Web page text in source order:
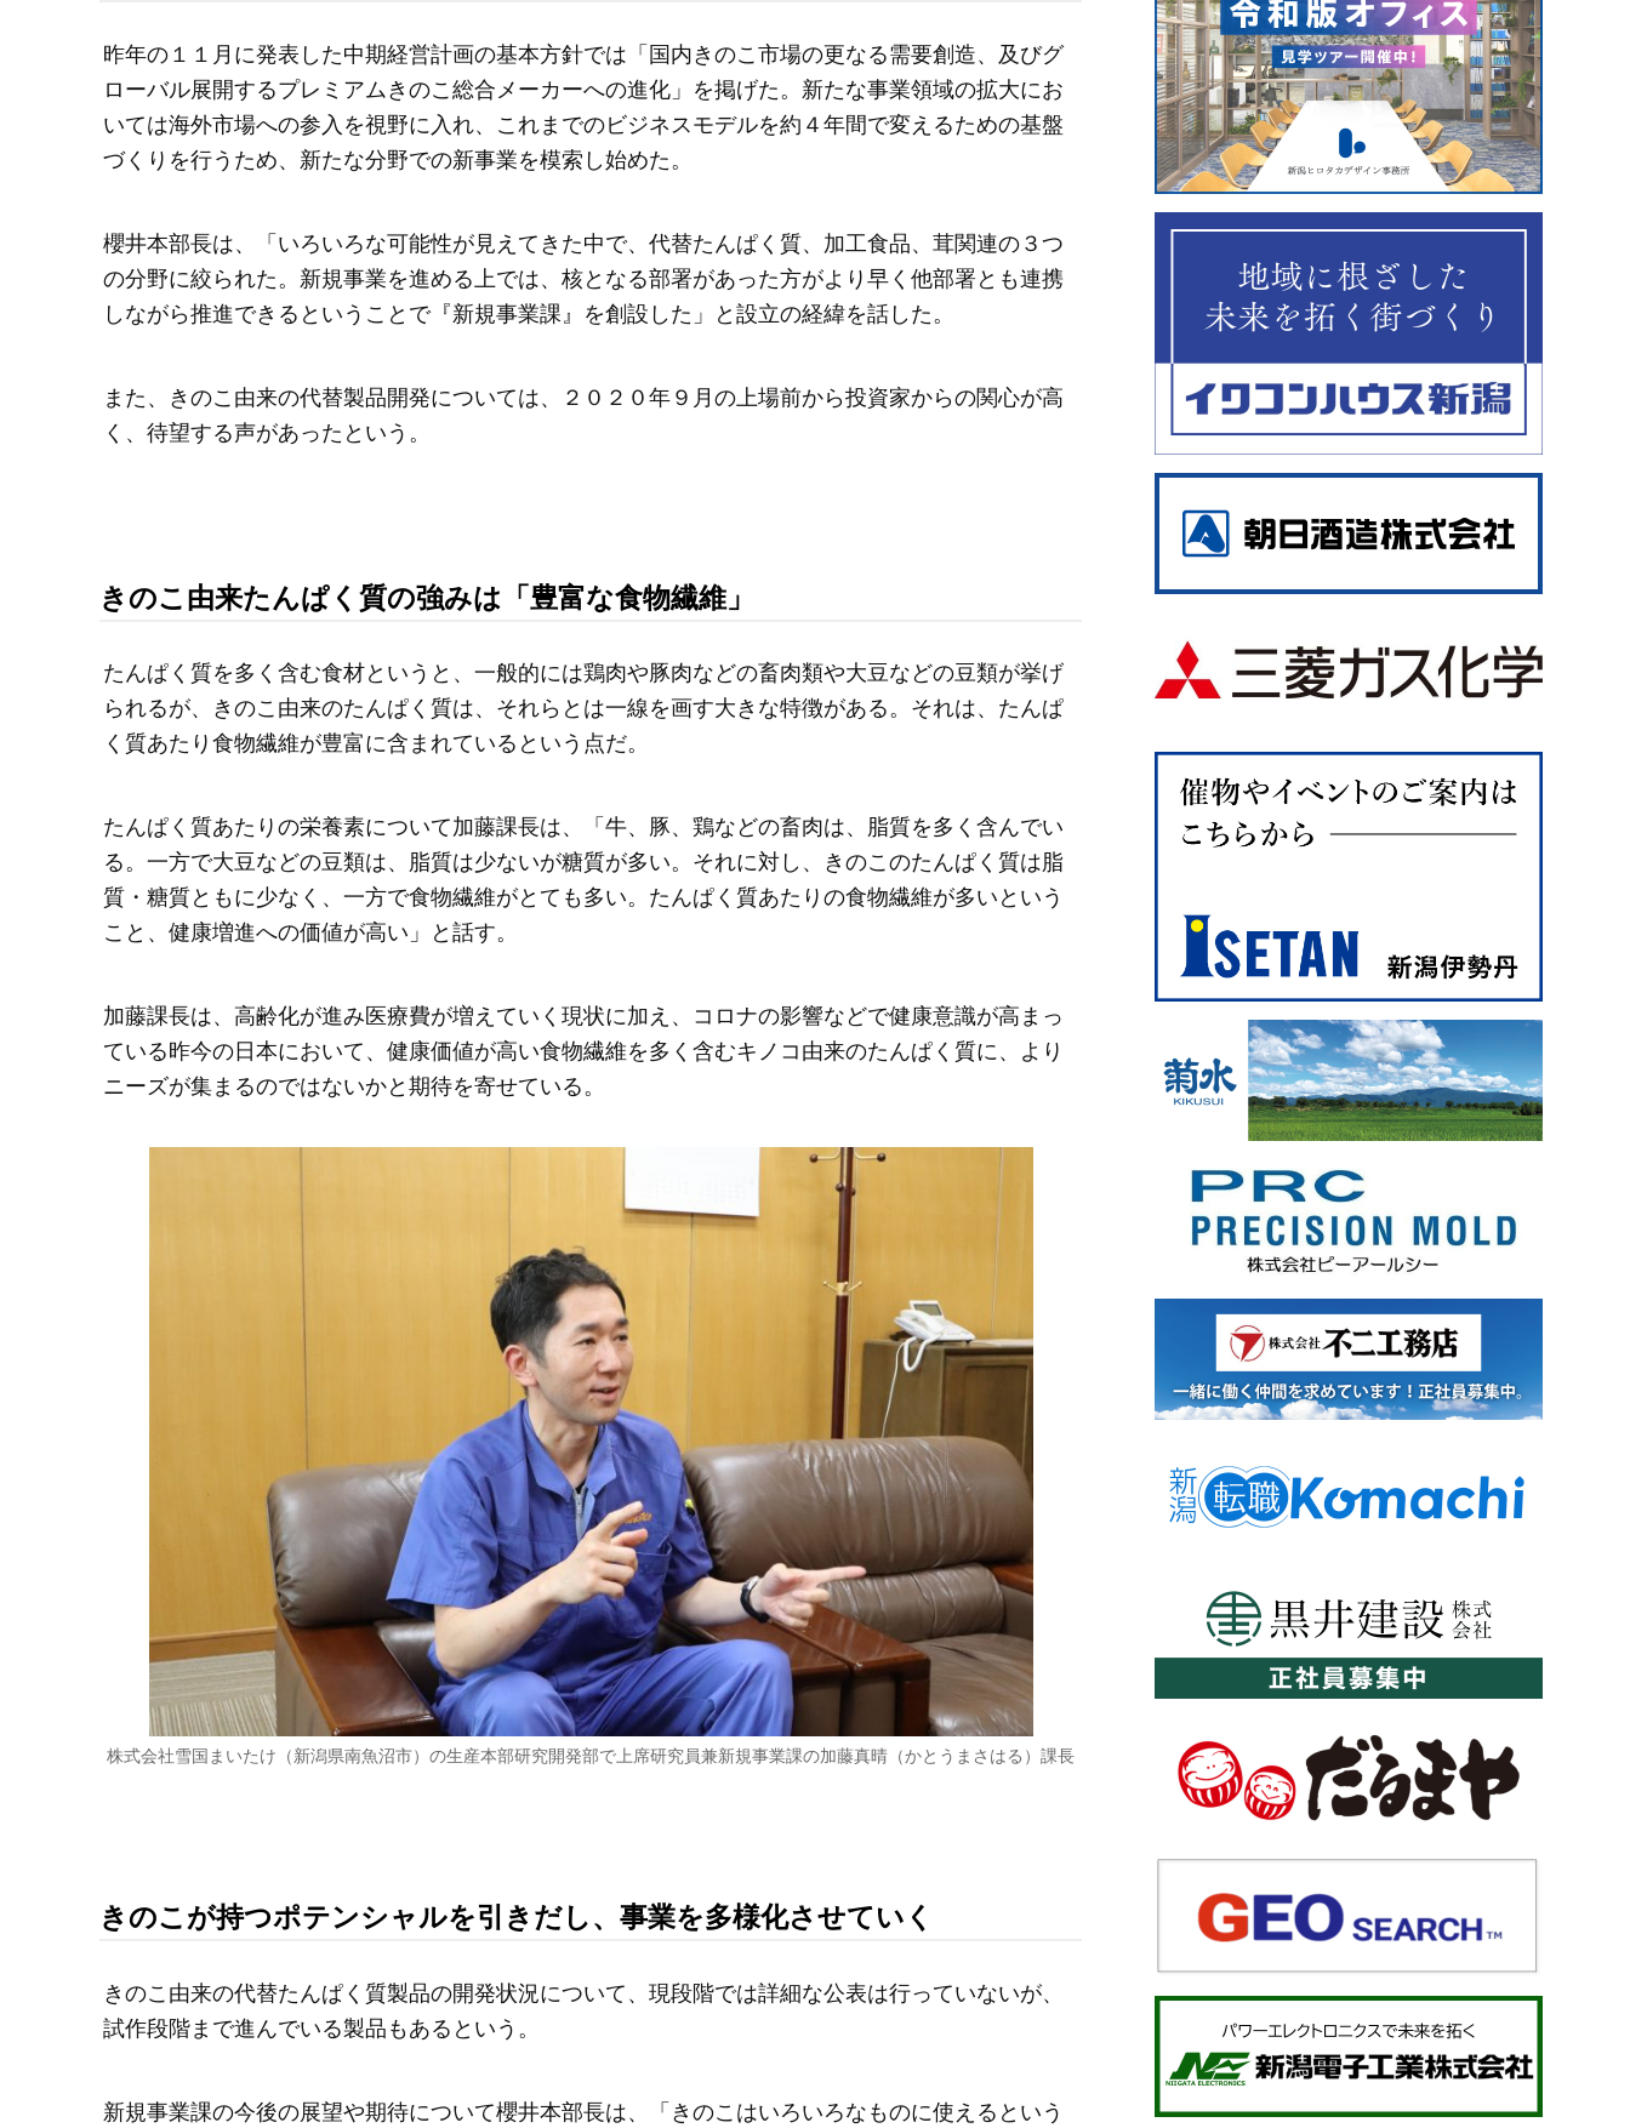
昨年の１１月に発表した中期経営計画の基本方針では「国内きのこ市場の更なる需要創造、及びグ
ローバル展開するプレミアムきのこ総合メーカーへの進化」を掲げた。新たな事業領域の拡大にお
いては海外市場への参入を視野に入れ、これまでのビジネスモデルを約４年間で変えるための基盤
づくりを行うため、新たな分野での新事業を模索し始めた。
櫻井本部長は、「いろいろな可能性が見えてきた中で、代替たんぱく質、加工食品、茸関連の３つ
の分野に絞られた。新規事業を進める上では、核となる部署があった方がより早く他部署とも連携
しながら推進できるということで『新規事業課』を創設した」と設立の経緯を話した。
また、きのこ由来の代替製品開発については、２０２０年９月の上場前から投資家からの関心が高
く、待望する声があったという。
きのこ由来たんぱく質の強みは「豊富な食物繊維」
たんぱく質を多く含む食材というと、一般的には鶏肉や豚肉などの畜肉類や大豆などの豆類が挙げ
られるが、きのこ由来のたんぱく質は、それらとは一線を画す大きな特徴がある。それは、たんぱ
く質あたり食物繊維が豊富に含まれているという点だ。
たんぱく質あたりの栄養素について加藤課長は、「牛、豚、鶏などの畜肉は、脂質を多く含んでい
る。一方で大豆などの豆類は、脂質は少ないが糖質が多い。それに対し、きのこのたんぱく質は脂
質・糖質ともに少なく、一方で食物繊維がとても多い。たんぱく質あたりの食物繊維が多いという
こと、健康増進への価値が高い」と話す。
加藤課長は、高齢化が進み医療費が増えていく現状に加え、コロナの影響などで健康意識が高まっ
ている昨今の日本において、健康価値が高い食物繊維を多く含むキノコ由来のたんぱく質に、より
ニーズが集まるのではないかと期待を寄せている。
株式会社雪国まいたけ（新潟県南魚沼市）の生産本部研究開発部で上席研究員兼新規事業課の加藤真晴（かとうまさはる）課長
きのこが持つポテンシャルを引きだし、事業を多様化させていく
きのこ由来の代替たんぱく質製品の開発状況について、現段階では詳細な公表は行っていないが、
試作段階まで進んでいる製品もあるという。
新規事業課の今後の展望や期待について櫻井本部長は、「きのこはいろいろなものに使えるという